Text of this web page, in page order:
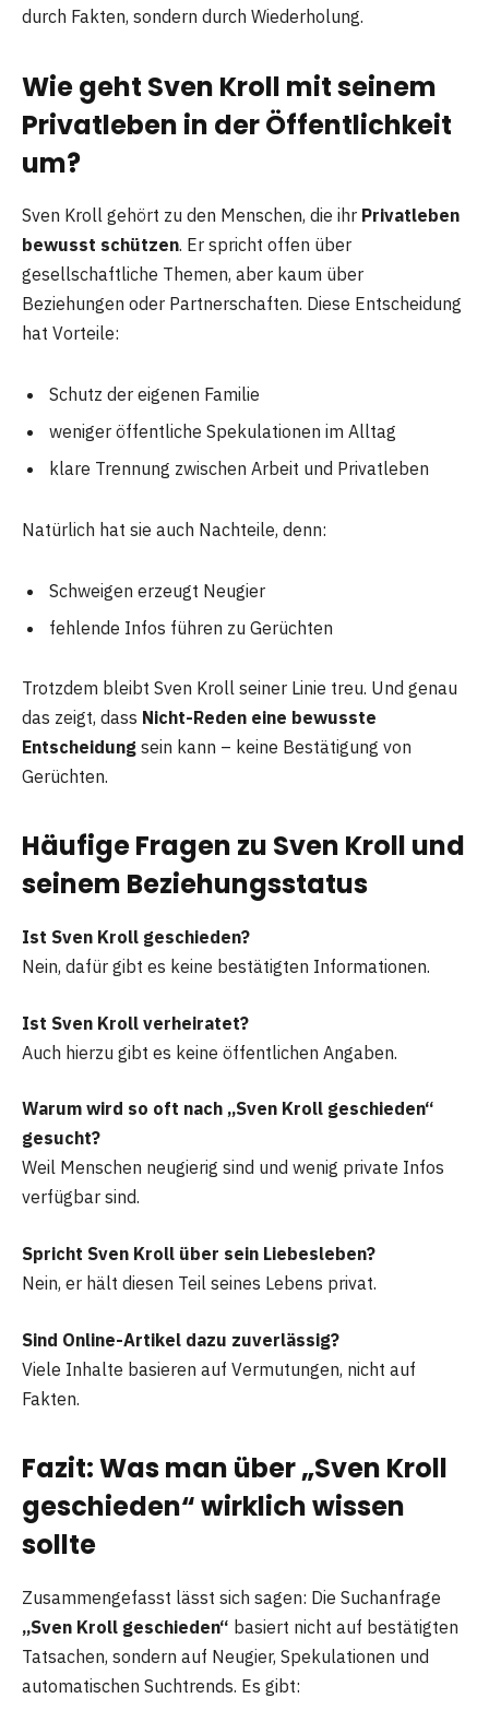
durch Fakten, sondern durch Wiederholung.
Wie geht Sven Kroll mit seinem
Privatleben in der Öffentlichkeit
um?
Sven Kroll gehört zu den Menschen, die ihr Privatleben
bewusst schützen. Er spricht offen über
gesellschaftliche Themen, aber kaum über
Beziehungen oder Partnerschaften. Diese Entscheidung
hat Vorteile:
Schutz der eigenen Familie
weniger öffentliche Spekulationen im Alltag
klare Trennung zwischen Arbeit und Privatleben
Natürlich hat sie auch Nachteile, denn:
Schweigen erzeugt Neugier
fehlende Infos führen zu Gerüchten
Trotzdem bleibt Sven Kroll seiner Linie treu. Und genau
das zeigt, dass Nicht-Reden eine bewusste
Entscheidung sein kann – keine Bestätigung von
Gerüchten.
Häufige Fragen zu Sven Kroll und
seinem Beziehungsstatus
Ist Sven Kroll geschieden?
Nein, dafür gibt es keine bestätigten Informationen.
Ist Sven Kroll verheiratet?
Auch hierzu gibt es keine öffentlichen Angaben.
Warum wird so oft nach „Sven Kroll geschieden“
gesucht?
Weil Menschen neugierig sind und wenig private Infos
verfügbar sind.
Spricht Sven Kroll über sein Liebesleben?
Nein, er hält diesen Teil seines Lebens privat.
Sind Online-Artikel dazu zuverlässig?
Viele Inhalte basieren auf Vermutungen, nicht auf
Fakten.
Fazit: Was man über „Sven Kroll
geschieden“ wirklich wissen
sollte
Zusammengefasst lässt sich sagen: Die Suchanfrage
„Sven Kroll geschieden“ basiert nicht auf bestätigten
Tatsachen, sondern auf Neugier, Spekulationen und
automatischen Suchtrends. Es gibt: